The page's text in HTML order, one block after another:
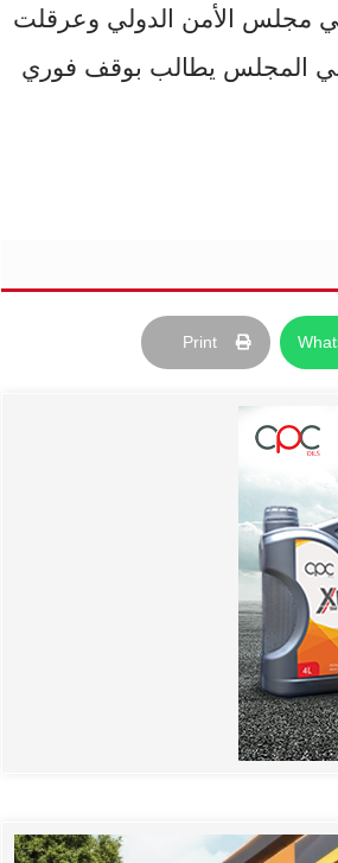
مجلس الأمن الدولي وعرقلت
في المجلس يطالب بوقف فوري
Print